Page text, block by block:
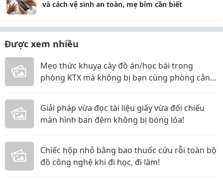
và cách vệ sinh an toàn, mẹ bỉm cần biết
Được xem nhiều
Mẹo thức khuya cày đồ án/học bài trong
phòng KTX mà không bị bạn cùng phòng cằn
Giải pháp vừa đọc tài liệu giấy vừa đối chiếu
màn hình ban đêm không bị bóng lóa!
Chiếc hộp nhỏ bằng bao thuốc cứu rỗi toàn bộ
đồ công nghệ khi đi học, đi làm!